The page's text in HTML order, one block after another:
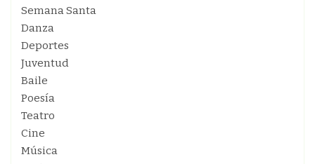
Semana Santa
Danza
Deportes
Juventud
Baile
Poesía
Teatro
Cine
Música